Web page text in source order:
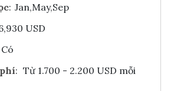
: Jan,May,Sep
USD
Có
: Từ 1.700 - 2.200 USD mỗi